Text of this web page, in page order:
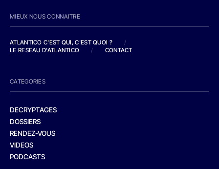
MIEUX NOUS CONNAITRE
ATLANTICO C'EST QUI, C'EST QUOI ?
/
LE RESEAU D'ATLANTICO
/ CONTACT
CATEGORIES
DECRYPTAGES
DOSSIERS
RENDEZ-VOUS
VIDEOS
PODCASTS